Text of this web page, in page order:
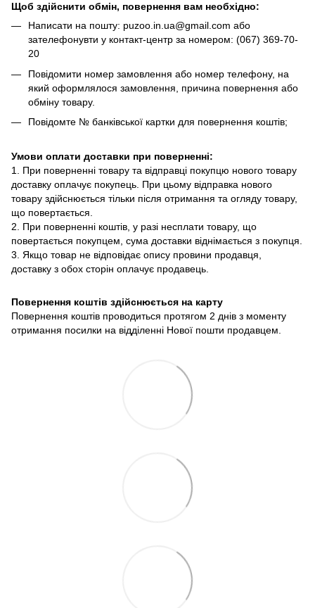
Щоб здійснити обмін, повернення вам необхідно:
Написати на пошту: puzoo.in.ua@gmail.com або
зателефонувти у контакт-центр за номером: (067) 369-70-
20
Повідомити номер замовлення або номер телефону, на
який оформлялося замовлення, причина повернення або
обміну товару.
Повідомте № банківської картки для повернення коштів;
Умови оплати доставки при поверненні:
1. При поверненні товару та відправці покупцю нового товару
доставку оплачує покупець. При цьому відправка нового
товару здійснюється тільки після отримання та огляду товару,
що повертається.
2. При поверненні коштів, у разі несплати товару, що
повертається покупцем, сума доставки віднімається з покупця.
3. Якщо товар не відповідає опису провини продавця,
доставку з обох сторін оплачує продавець.
Повернення коштів здійснюється на карту
Повернення коштів проводиться протягом 2 днів з моменту
отримання посилки на відділенні Нової пошти продавцем.